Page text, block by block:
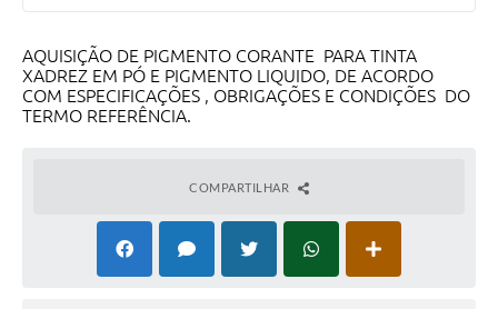
AQUISIÇÃO DE PIGMENTO CORANTE PARA TINTA
XADREZ EM PÓ E PIGMENTO LIQUIDO, DE ACORDO
COM ESPECIFICAÇÕES , OBRIGAÇÕES E CONDIÇÕES DO
TERMO REFERÊNCIA.
COMPARTILHAR